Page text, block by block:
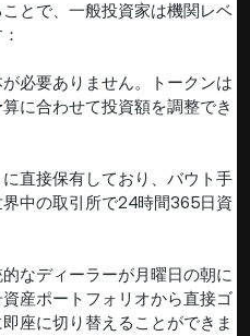
とで、一般投資家は機関レベ
必要ありません。トークンは
に合わせて投資額を調整でき
直接保有しており、バウト手
中の取引所で24時間365日資
なディーラーが月曜日の朝に
産ポートフォリオから直接ゴ
座に切り替えることができま